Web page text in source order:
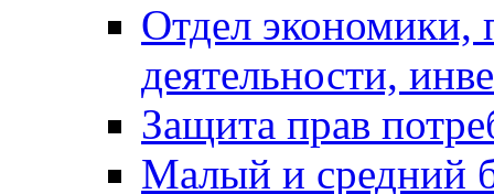
Отдел экономики,
деятельности,
Защита прав
Малый и средний